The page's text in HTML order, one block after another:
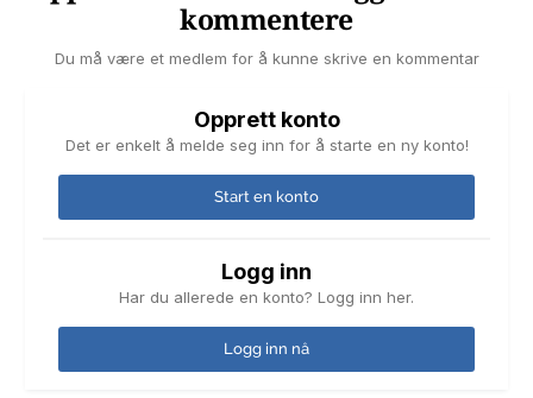
kommentere
Du må være et medlem for å kunne skrive en kommentar
Opprett konto
Det er enkelt å melde seg inn for å starte en ny konto!
Start en konto
Logg inn
Har du allerede en konto? Logg inn her.
Logg inn nå